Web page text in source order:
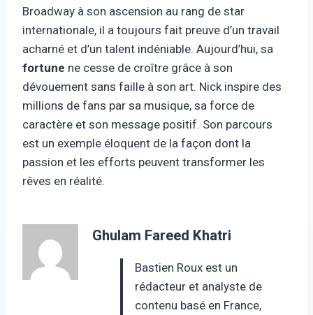
Broadway à son ascension au rang de star
internationale, il a toujours fait preuve d’un travail
acharné et d’un talent indéniable. Aujourd’hui, sa
fortune ne cesse de croître grâce à son
dévouement sans faille à son art. Nick inspire des
millions de fans par sa musique, sa force de
caractère et son message positif. Son parcours
est un exemple éloquent de la façon dont la
passion et les efforts peuvent transformer les
rêves en réalité.
Ghulam Fareed Khatri
Bastien Roux est un
rédacteur et analyste de
contenu basé en France,